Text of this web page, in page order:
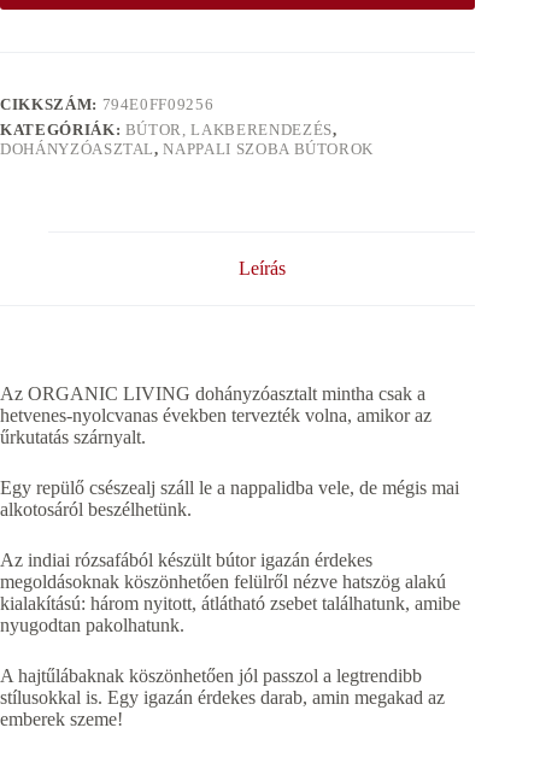
CIKKSZÁM: 794E0FF09256
KATEGÓRIÁK: BÚTOR, LAKBERENDEZÉS,
DOHÁNYZÓASZTAL,NAPPALI SZOBA BÚTOROK
Leírás
Az ORGANIC LIVING dohányzóasztalt mintha csak a
hetvenes-nyolcvanas években tervezték volna, amikor az
űrkutatás szárnyalt.
Egy repülő csészealj száll le a nappalidba vele, de mégis mai
alkotosáról beszélhetünk.
Az indiai rózsafából készült bútor igazán érdekes
megoldásoknak köszönhetően felülről nézve hatszög alakú
kialakítású: három nyitott, átlátható zsebet találhatunk, amibe
nyugodtan pakolhatunk.
A hajtűlábaknak köszönhetően jól passzol a legtrendibb
stílusokkal is. Egy igazán érdekes darab, amin megakad az
emberek szeme!